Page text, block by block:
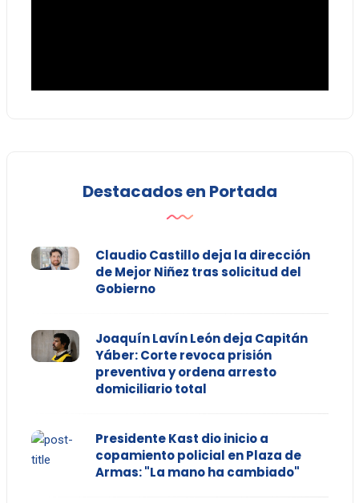
Destacados en Portada
Claudio Castillo deja la dirección
de Mejor Niñez tras solicitud del
Gobierno
Joaquín Lavín León deja Capitán
Yáber: Corte revoca prisión
preventiva y ordena arresto
domiciliario total
Presidente Kast dio inicio a
copamiento policial en Plaza de
Armas: "La mano ha cambiado"